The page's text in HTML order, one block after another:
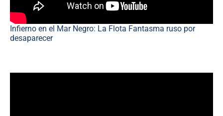
Infierno en el Mar Negro: La Flota Fantasma ruso por
desaparecer